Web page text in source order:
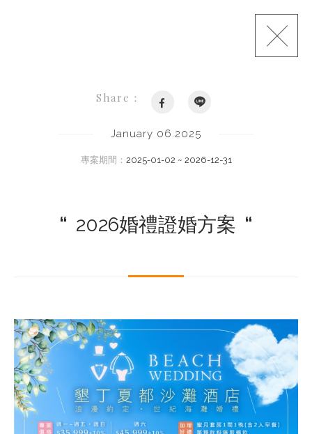
Share：
January 06.2025
專案期間： 2025-01-02 ~ 2026-12-31
“ 2026婚禮證婚方案 “